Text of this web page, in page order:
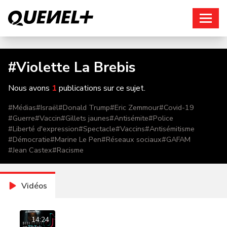
#Violette La Brebis
Nous avons 1 publications sur ce sujet.
#Médias#Israël#Donald Trump#Eric Zemmour#Covid-19
#Guerre#Vaccin#Gillets jaunes#Antisémite#Police
#Liberté d'expression#Spectacle#Vaccins#Antisémitisme
#Démocratie#Marine Le Pen#Réseaux sociaux#GAFAM
#Jean Castex#Racisme
Vidéos
14:24